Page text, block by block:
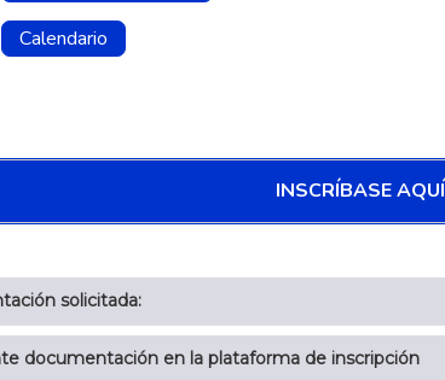
Calendario
INSCRÍBASE AQUÍ
solicitada:
documentación en la plataforma de inscripción